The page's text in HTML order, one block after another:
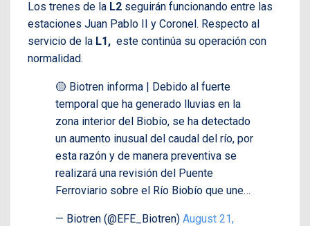
Los trenes de la L2 seguirán funcionando entre las
estaciones Juan Pablo II y Coronel. Respecto al
servicio de la L1, este continúa su operación con
normalidad.
🟡 Biotren informa | Debido al fuerte
temporal que ha generado lluvias en la
zona interior del Biobío, se ha detectado
un aumento inusual del caudal del río, por
esta razón y de manera preventiva se
realizará una revisión del Puente
Ferroviario sobre el Río Biobío que une…
— Biotren (@EFE_Biotren) August 21,